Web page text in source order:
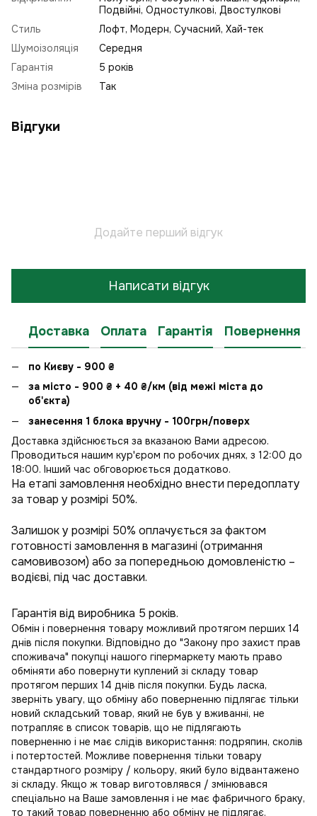
Подвійні, Одностулкові, Двостулкові
Стиль
Лофт, Модерн, Сучасний, Хай-тек
Шумоізоляція
Середня
Гарантія
5 років
Зміна розмірів
Так
Відгуки
Додайте перший відгук
Написати відгук
Доставка Оплата Гарантія Повернення
по Києву - 900 ₴
за місто - 900 ₴ + 40 ₴/км (від межі міста до
об'єкта)
занесення 1 блока вручну - 100грн/поверх
Доставка здійснюється за вказаною Вами адресою.
Проводиться нашим кур'єром по робочих днях, з 12:00 до
18:00. Інший час обговорюється додатково.
На етапі замовлення необхідно внести передоплату
за товар у розмірі 50%.
Залишок у розмірі 50% оплачується за фактом
готовності замовлення в магазині (отримання
самовивозом) або за попередньою домовленістю –
водієві, під час доставки.
Гарантія від виробника 5 років.
Обмін і повернення товару можливий протягом перших 14
днів після покупки. Відповідно до "Закону про захист прав
споживача" покупці нашого гіпермаркету мають право
обміняти або повернути куплений зі складу товар
протягом перших 14 днів після покупки. Будь ласка,
зверніть увагу, що обміну або поверненню підлягає тільки
новий складський товар, який не був у вживанні, не
потрапляє в список товарів, що не підлягають
поверненню і не має слідів використання: подряпин, сколів
і потертостей. Можливе повернення тільки товару
стандартного розміру / кольору, який було відвантажено
зі складу. Якщо ж товар виготовлявся / змінювався
спеціально на Ваше замовлення і не має фабричного браку,
то такий товар поверненню або обміну не підлягає.